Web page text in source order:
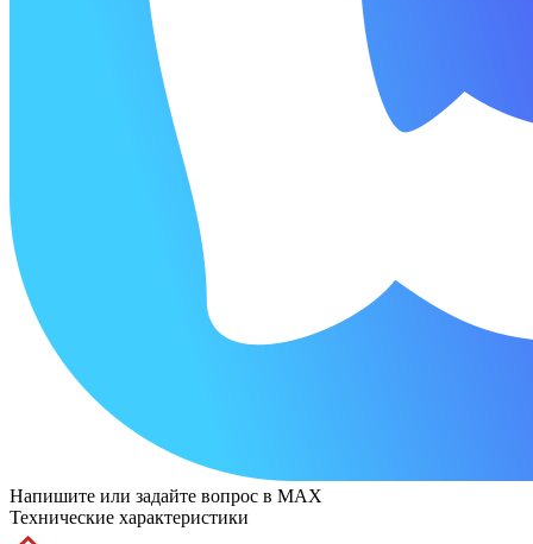
Напишите или задайте вопрос в MAX
Технические характеристики